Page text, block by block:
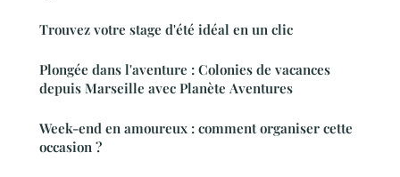
Trouvez votre stage d'été idéal en un clic
Plongée dans l'aventure : Colonies de vacances
depuis Marseille avec Planète Aventures
Week-end en amoureux : comment organiser cette
occasion ?